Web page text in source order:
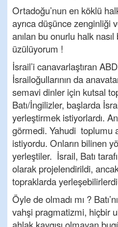
Ortadoğu’nun en köklü
ayrıca düşünce zenginliği
anılan bu onurlu halk
üzülüyorum !
İsrail’i canavarlaştıran
İsrailoğullarının da
semavi dinler için kutsal
Batı/İngilizler, başlarda
yerleştirmek istiyorlardı.
görmedi. Yahudi toplumu
istiyordu. Onların bilinen
yerleştiler. İsrail, Batı
olarak projelendirildi,
topraklarda
Öyle de olmadı mı ?
vahşi pragmatizmi, hiçbir